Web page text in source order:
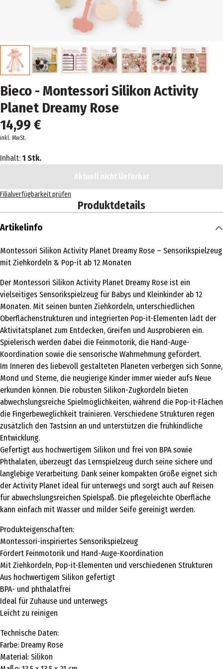
Bieco - Montessori Silikon Activity
Planet Dreamy Rose
14,99 €
inkl. MwSt.
Inhalt: 1 Stk.
Aktuell nicht lieferbar
Filialverfügbarkeit prüfen
Produktdetails
Artikelinfo
Montessori Silikon Activity Planet Dreamy Rose – Sensorikspielzeug
mit Ziehkordeln & Pop-it ab 12 Monaten
Der Montessori Silikon Activity Planet Dreamy Rose ist ein
vielseitiges Sensorikspielzeug für Babys und Kleinkinder ab 12
Monaten. Mit seinen bunten Ziehkordeln, unterschiedlichen
Oberflächenstrukturen und integrierten Pop-it-Elementen lädt der
Aktivitätsplanet zum Entdecken, Greifen und Ausprobieren ein.
Spielerisch werden dabei die Feinmotorik, die Hand-Auge-
Koordination sowie die sensorische Wahrnehmung gefördert.
Im Inneren des liebevoll gestalteten Planeten verbergen sich Sonne,
Mond und Sterne, die neugierige Kinder immer wieder aufs Neue
erkunden können. Die robusten Silikon-Zugkordeln bieten
abwechslungsreiche Spielmöglichkeiten, während die Pop-it-Flächen
die Fingerbeweglichkeit trainieren. Verschiedene Strukturen regen
zusätzlich den Tastsinn an und unterstützen die frühkindliche
Entwicklung.
Gefertigt aus hochwertigem Silikon und frei von BPA sowie
Phthalaten, überzeugt das Lernspielzeug durch seine sichere und
langlebige Verarbeitung. Dank seiner kompakten Größe eignet sich
der Activity Planet ideal für unterwegs und sorgt auch auf Reisen
für abwechslungsreichen Spielspaß. Die pflegeleichte Oberfläche
kann einfach mit Wasser und milder Seife gereinigt werden.
Produkteigenschaften:
Montessori-inspiriertes Sensorikspielzeug
Fördert Feinmotorik und Hand-Auge-Koordination
Mit Ziehkordeln, Pop-it-Elementen und verschiedenen Strukturen
Aus hochwertigem Silikon gefertigt
BPA- und phthalatfrei
Ideal für Zuhause und unterwegs
Leicht zu reinigen
Technische Daten:
Farbe: Dreamy Rose
Material: Silikon